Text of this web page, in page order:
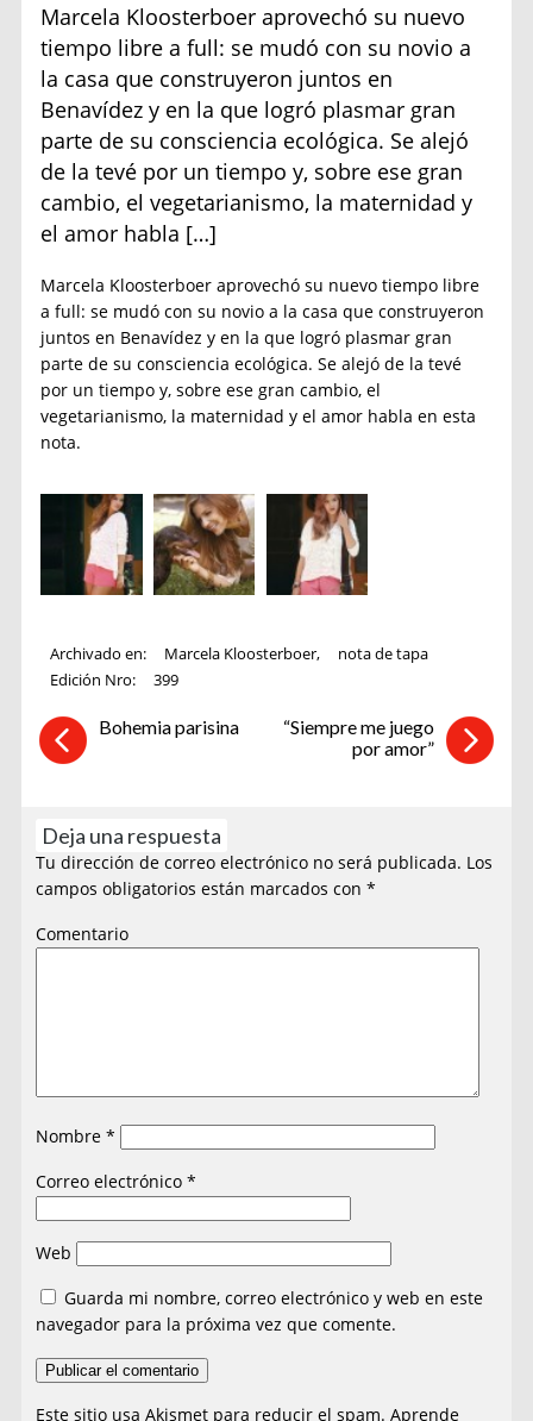
Marcela Kloosterboer aprovechó su nuevo
tiempo libre a full: se mudó con su novio a
la casa que construyeron juntos en
Benavídez y en la que logró plasmar gran
parte de su consciencia ecológica. Se alejó
de la tevé por un tiempo y, sobre ese gran
cambio, el vegetarianismo, la maternidad y
el amor habla […]
Marcela Kloosterboer aprovechó su nuevo tiempo libre
a full: se mudó con su novio a la casa que construyeron
juntos en Benavídez y en la que logró plasmar gran
parte de su consciencia ecológica. Se alejó de la tevé
por un tiempo y, sobre ese gran cambio, el
vegetarianismo, la maternidad y el amor habla en esta
nota.
Archivado en: Marcela Kloosterboer,
nota de tapa
Edición Nro:
399
Bohemia parisina
“Siempre me juego
por amor”
Deja una respuesta
Tu dirección de correo electrónico no será publicada. Los
campos obligatorios están marcados con*
Comentario
Nombre*
Correo electrónico*
Web
Guarda mi nombre, correo electrónico y web en este
navegador para la próxima vez que comente.
Este sitio usa Akismet para reducir el spam.Aprende